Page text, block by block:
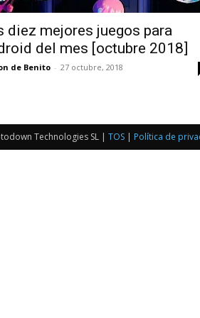
diez mejores juegos para
del mes [octubre 2018]
de Benito - 27 octubre, 2018
Technologies SL | TOS | Política de